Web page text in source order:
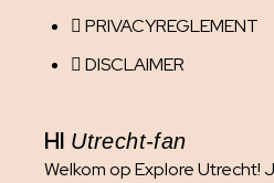
PRIVACYREGLEMENT
DISCLAIMER
HI Utrecht-fan
Welkom op Explore Utrecht!